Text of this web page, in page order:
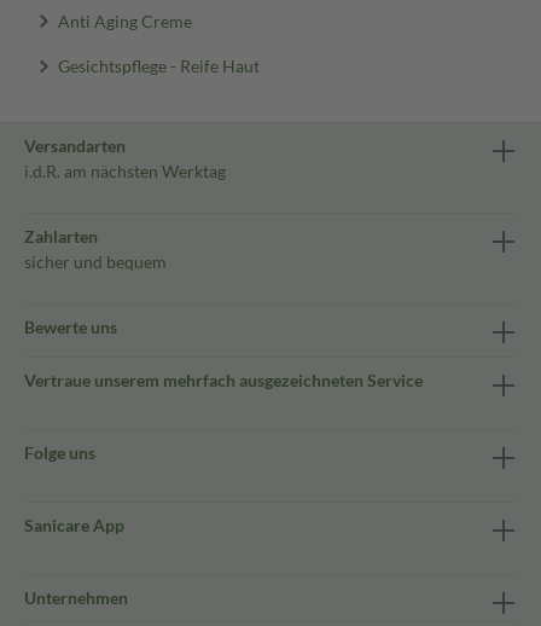
Anti Aging Creme
Gesichtspflege - Reife Haut
Versandarten
i.d.R. am nächsten Werktag
Zahlarten
sicher und bequem
Bewerte uns
Vertraue unserem mehrfach ausgezeichneten Service
Folge uns
Sanicare App
Unternehmen